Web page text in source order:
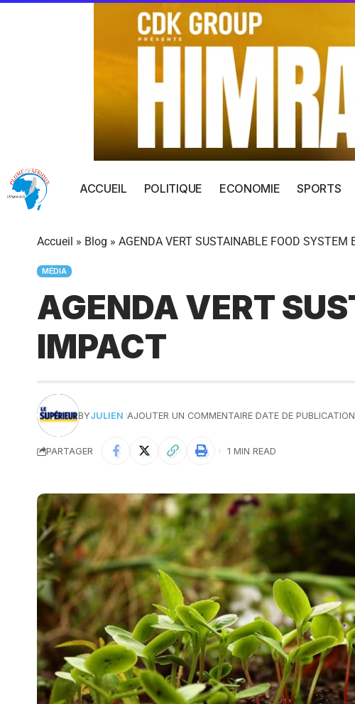
ACCUEIL POLITIQUE ECONOMIE SPORTS
Accueil » Blog » AGENDA VERT SUSTAINABLE FOOD SYSTEM
MÉDIA
AGENDA VERT
IMPACT
BYJULIEN AJOUTER UN COMMENTAIRE DATE DE
PARTAGER 1 MIN READ